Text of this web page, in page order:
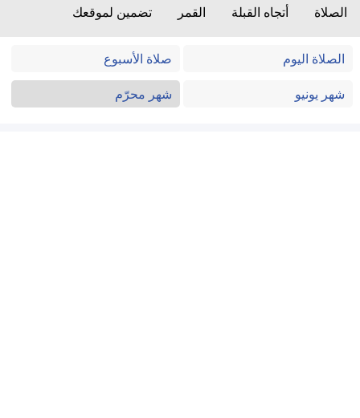
الصلاة أتجاه القبلة القمر تضمين لموقعك
الصلاة اليوم
صلاة الأسبوع
شهر يونيو
شهر محرّم